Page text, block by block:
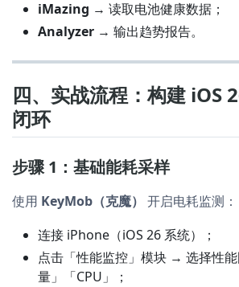
iMazing → 读取电池健康数据；
Analyzer → 输出趋势报告。
四、实战流程：构建 iOS
闭环
步骤 1：基础能耗采样
使用 KeyMob（克魔） 开启电耗监测：
连接 iPhone（iOS 26 系统）；
点击「性能监控」模块 → 选择性
量」「CPU」；